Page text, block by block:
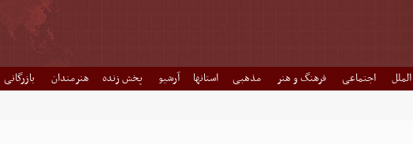
اجتماعی فرهنگ و هنر مذهبی استانها آرشیو پخش زنده هنرمندان
بازرگانی